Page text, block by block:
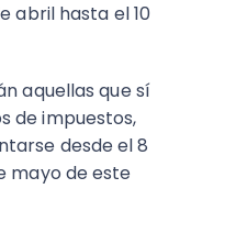
abril hasta el 10
aquellas que sí
de impuestos,
desde el 8
mayo de este